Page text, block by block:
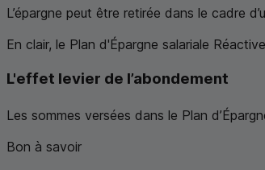
L’épargne peut être retirée dans le cadre
En clair, le Plan d'Épargne salariale
L'effet levier de l’abondement
Les sommes versées dans le Plan
Bon à savoir